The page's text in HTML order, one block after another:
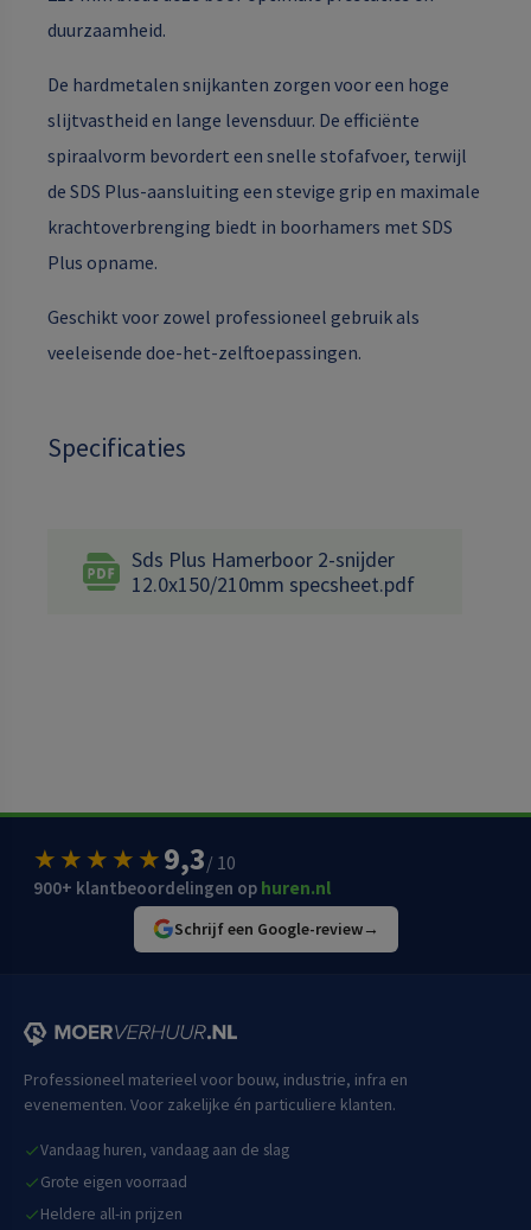
duurzaamheid.
De hardmetalen snijkanten zorgen voor een hoge
slijtvastheid en lange levensduur. De efficiënte
spiraalvorm bevordert een snelle stofafvoer, terwijl
de SDS Plus-aansluiting een stevige grip en maximale
krachtoverbrenging biedt in boorhamers met SDS
Plus opname.
Geschikt voor zowel professioneel gebruik als
veeleisende doe-het-zelftoepassingen.
Specificaties
Sds Plus Hamerboor 2-snijder
12.0x150/210mm specsheet.pdf
★★★★★9,3/ 10
900+ klantbeoordelingen op huren.nl
Schrijf een Google-review→
Professioneel materieel voor bouw, industrie, infra en
evenementen. Voor zakelijke én particuliere klanten.
Vandaag huren, vandaag aan de slag
Grote eigen voorraad
Heldere all-in prijzen